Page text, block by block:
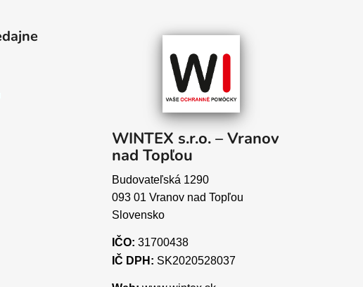
WINTEX s.r.o. – Vranov
nad Topľou
Budovateľská 1290
093 01 Vranov nad Topľou
Slovensko
IČO: 31700438
IČ DPH: SK2020528037